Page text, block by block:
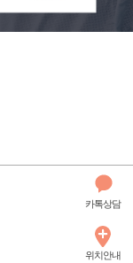
카톡상담
위치안내